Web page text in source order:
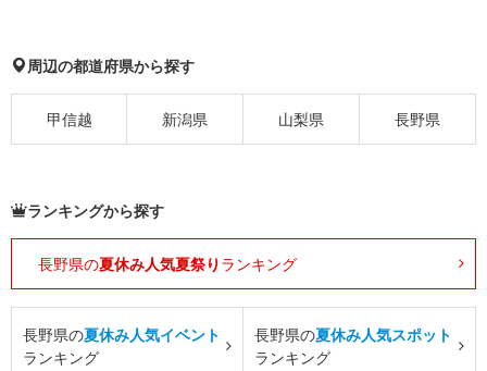
周辺の都道府県から探す
甲信越 新潟県 山梨県 長野県
ランキングから探す
長野県の夏休み人気夏祭り ランキング
長野県の夏休み人気イベント
ランキング
長野県の夏休み人気スポット
ランキング